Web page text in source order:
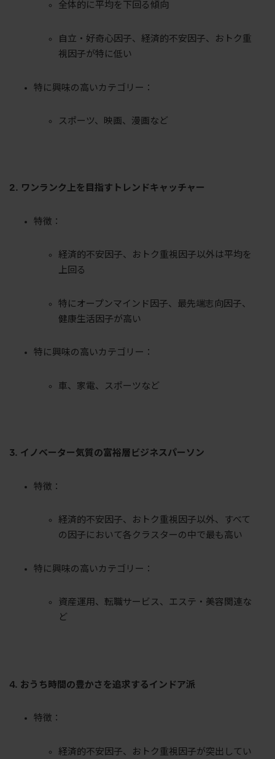
全体的に平均を下回る傾向
自立・好奇心因子、経済的不安因子、おトク重
視因子が特に低い
特に興味の高いカテゴリー：
スポーツ、映画、漫画など
2. ワンランク上を目指すトレンドキャッチャー
特徴：
経済的不安因子、おトク重視因子以外は平均を
上回る
特にオープンマインド因子、最先端志向因子、
健康生活因子が高い
特に興味の高いカテゴリー：
車、家電、スポーツなど
3. イノベーター気質の富裕層ビジネスパーソン
特徴：
経済的不安因子、おトク重視因子以外、すべて
の因子において各クラスターの中で最も高い
特に興味の高いカテゴリー：
資産運用、転職サービス、エステ・美容関連な
ど
4. おうち時間の豊かさを追求するインドア派
特徴：
経済的不安因子、おトク重視因子が突出してい